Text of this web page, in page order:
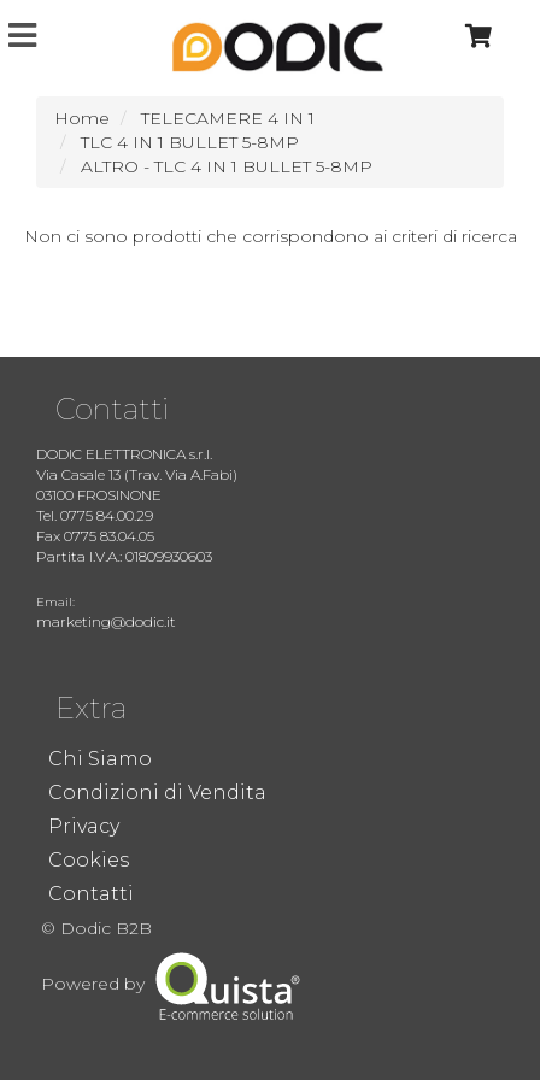
Home
TELECAMERE 4 IN 1
TLC 4 IN 1 BULLET 5-8MP
ALTRO - TLC 4 IN 1 BULLET 5-8MP
Non ci sono prodotti che corrispondono ai criteri di ricerca
Contatti
DODIC ELETTRONICA s.r.l.
Via Casale 13 (Trav. Via A.Fabi)
03100 FROSINONE
Tel. 0775 84.00.29
Fax 0775 83.04.05
Partita I.V.A.: 01809930603
Email:
marketing@dodic.it
Extra
Chi Siamo
Condizioni di Vendita
Privacy
Cookies
Contatti
© Dodic B2B
Powered by